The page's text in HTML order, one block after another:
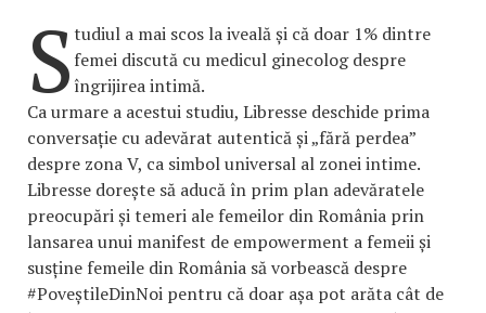
Studiul a mai scos la iveală și că doar 1% dintre
femei discută cu medicul ginecolog despre
îngrijirea intimă.
Ca urmare a acestui studiu, Libresse deschide prima
conversație cu adevărat autentică și „fără perdea”
despre zona V, ca simbol universal al zonei intime.
Libresse dorește să aducă în prim plan adevăratele
preocupări și temeri ale femeilor din România prin
lansarea unui manifest de empowerment a femeii și
susține femeile din România să vorbească despre
#PoveștileDinNoi pentru că doar așa pot arăta cât de